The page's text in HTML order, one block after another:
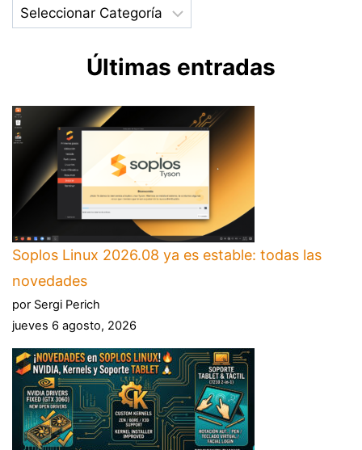
Últimas entradas
Soplos Linux 2026.08 ya es estable: todas las
novedades
por Sergi Perich
jueves 6 agosto, 2026